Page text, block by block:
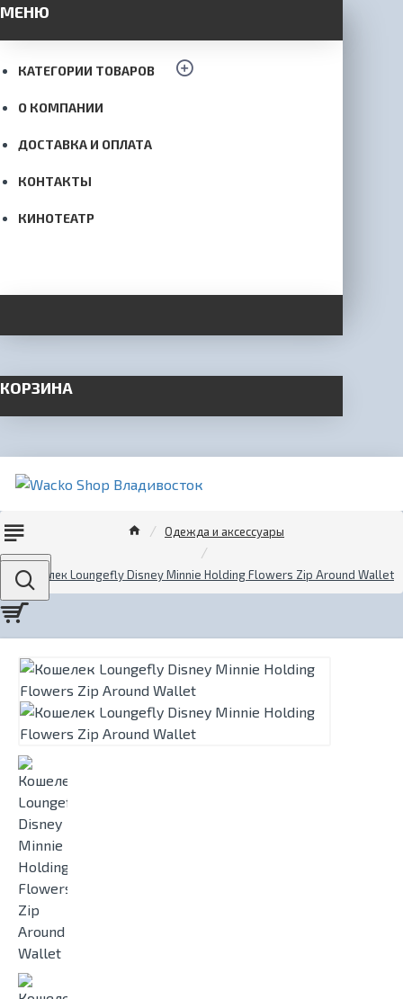
МЕНЮ
КАТЕГОРИИ ТОВАРОВ
О КОМПАНИИ
ДОСТАВКА И ОПЛАТА
КОНТАКТЫ
КИНОТЕАТР
КОРЗИНА
Menu
Одежда и аксессуары
Кошелек Loungefly Disney Minnie Holding Flowers Zip Around Wallet